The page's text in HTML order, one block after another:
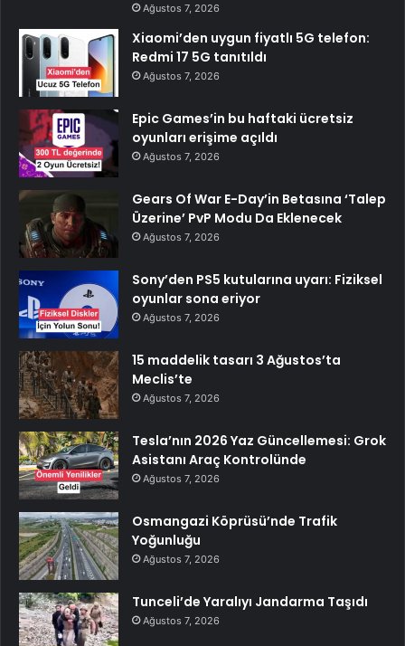
Ağustos 7, 2026
Xiaomi’den uygun fiyatlı 5G telefon:
Redmi 17 5G tanıtıldı
Ağustos 7, 2026
Epic Games’in bu haftaki ücretsiz
oyunları erişime açıldı
Ağustos 7, 2026
Gears Of War E-Day’in Betasına ‘Talep
Üzerine’ PvP Modu Da Eklenecek
Ağustos 7, 2026
Sony’den PS5 kutularına uyarı: Fiziksel
oyunlar sona eriyor
Ağustos 7, 2026
15 maddelik tasarı 3 Ağustos’ta
Meclis’te
Ağustos 7, 2026
Tesla’nın 2026 Yaz Güncellemesi: Grok
Asistanı Araç Kontrolünde
Ağustos 7, 2026
Osmangazi Köprüsü’nde Trafik
Yoğunluğu
Ağustos 7, 2026
Tunceli’de Yaralıyı Jandarma Taşıdı
Ağustos 7, 2026